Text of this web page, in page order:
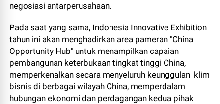
negosiasi antarperusahaan.
Pada saat yang sama, Indonesia Innovative Exhibition
tahun ini akan menghadirkan area pameran "China
Opportunity Hub" untuk menampilkan capaian
pembangunan keterbukaan tingkat tinggi China,
memperkenalkan secara menyeluruh keunggulan iklim
bisnis di berbagai wilayah China, memperdalam
hubungan ekonomi dan perdagangan kedua pihak